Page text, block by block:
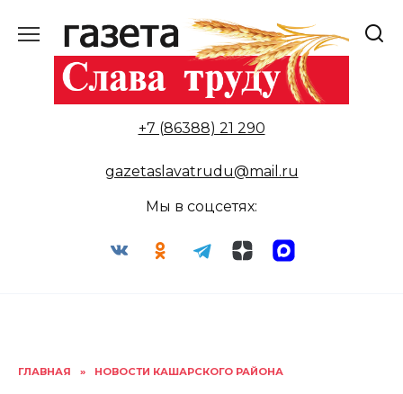
содержанию
+7 (86388) 21 290
gazetaslavatrudu@mail.ru
Мы в соцсетях:
ГЛАВНАЯ » НОВОСТИ КАШАРСКОГО РАЙОНА